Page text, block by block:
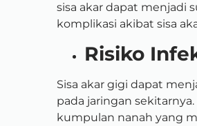
sisa akar dapat menjadi
komplikasi akibat sisa
Risiko
Sisa akar gigi dapat
pada jaringan
kumpulan nanah yang